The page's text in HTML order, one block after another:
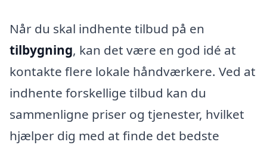
Når du skal indhente tilbud på en
tilbygning, kan det være en god idé at
kontakte flere lokale håndværkere. Ved at
indhente forskellige tilbud kan du
sammenligne priser og tjenester, hvilket
hjælper dig med at finde det bedste